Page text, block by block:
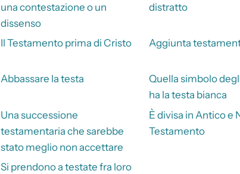
una contestazione o un
dissenso
distratto
Il Testamento prima di Cristo Aggiunta
Abbassare la testa
Quella simbolo
ha la testa bianca
Una successione
testamentaria che sarebbe
stato meglio non accettare
È divisa in Antico e
Testamento
Si prendono a testate fra loro